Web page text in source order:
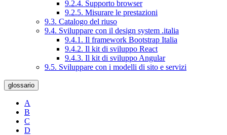
9.2.4. Supporto browser
9.2.5. Misurare le prestazioni
9.3. Catalogo del riuso
9.4. Sviluppare con il design system .italia
9.4.1. Il framework Bootstrap Italia
9.4.2. Il kit di sviluppo React
9.4.3. Il kit di sviluppo Angular
9.5. Sviluppare con i modelli di sito e servizi
glossario
A
B
C
D